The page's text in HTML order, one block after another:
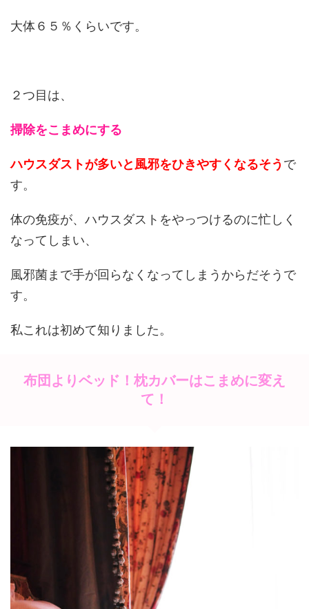
大体６５％くらいです。
２つ目は、
掃除をこまめにする
ハウスダストが多いと風邪をひきやすくなるそう で
す。
体の免疫が、ハウスダストをやっつけるのに忙しく
なってしまい、
風邪菌まで手が回らなくなってしまうからだそうで
す。
私これは初めて知りました。
布団よりベッド！枕カバーはこまめに変え
て！